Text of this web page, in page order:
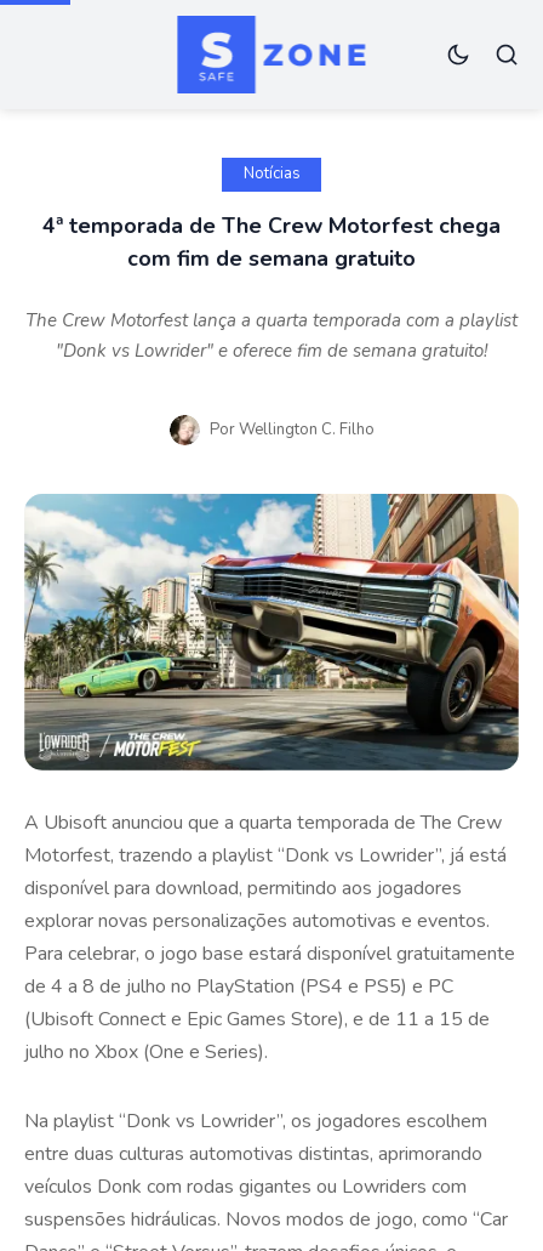
Notícias
4ª temporada de The Crew Motorfest chega
com fim de semana gratuito
The Crew Motorfest lança a quarta temporada com a playlist
"Donk vs Lowrider" e oferece fim de semana gratuito!
PorWellington C. Filho
A Ubisoft anunciou que a quarta temporada de The Crew
Motorfest, trazendo a playlist “Donk vs Lowrider”, já está
disponível para download, permitindo aos jogadores
explorar novas personalizações automotivas e eventos.
Para celebrar, o jogo base estará disponível gratuitamente
de 4 a 8 de julho no PlayStation (PS4 e PS5) e PC
(Ubisoft Connect e Epic Games Store), e de 11 a 15 de
julho no Xbox (One e Series).
Na playlist “Donk vs Lowrider”, os jogadores escolhem
entre duas culturas automotivas distintas, aprimorando
veículos Donk com rodas gigantes ou Lowriders com
suspensões hidráulicas. Novos modos de jogo, como “Car